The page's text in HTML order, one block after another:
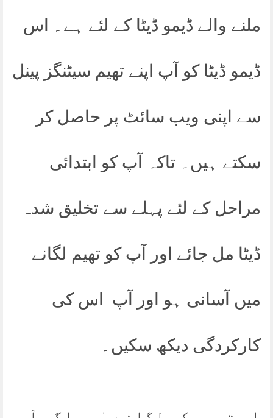
ملنے والے ڈیمو ڈیٹا کے لئے ہے۔ اس
ڈیمو ڈیٹا کو آپ اپنے تھیم سیٹنگز پینل
سے اپنی ویب سائٹ پر حاصل کر
سکتے ہیں۔ تاکہ آپ کو ابتدائی
مراحل کے لئے پہلے سے تخلیق شدہ
ڈیٹا مل جائے اور آپ کو تھیم لگانے
میں آسانی ہو اور آپ اس کی
کارکردگی دیکھ سکیں۔